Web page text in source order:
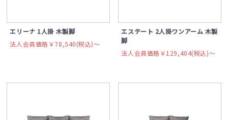
エリーナ 1人掛 木製脚
法人会員価格￥78,540(税込)〜
エステート 2人掛ワンアーム 木製
脚
法人会員価格￥129,404(税込)〜